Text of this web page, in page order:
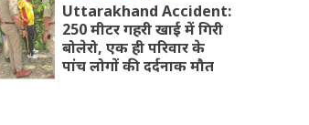
Uttarakhand Accident:
250 मीटर गहरी खाई में गिरी
बोलेरो, एक ही परिवार के
पांच लोगों की दर्दनाक मौत